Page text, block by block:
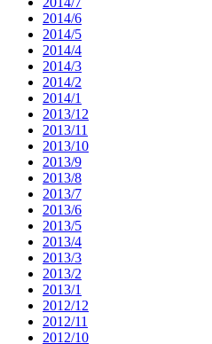
2014/6
2014/5
2014/4
2014/3
2014/2
2014/1
2013/12
2013/11
2013/10
2013/9
2013/8
2013/7
2013/6
2013/5
2013/4
2013/3
2013/2
2013/1
2012/12
2012/11
2012/10